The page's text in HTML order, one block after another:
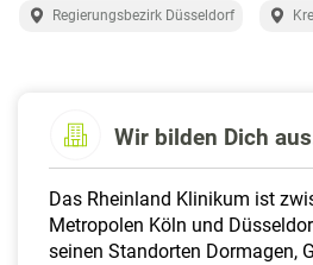
Regierungsbezirk Düsseldorf
Wir bilden Dich
Das Rheinland Klinikum ist
Metropolen Köln und
seinen Standorten Dormagen,